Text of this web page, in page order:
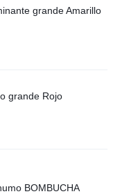
grande Amarillo
grande Rojo
BOMBUCHA